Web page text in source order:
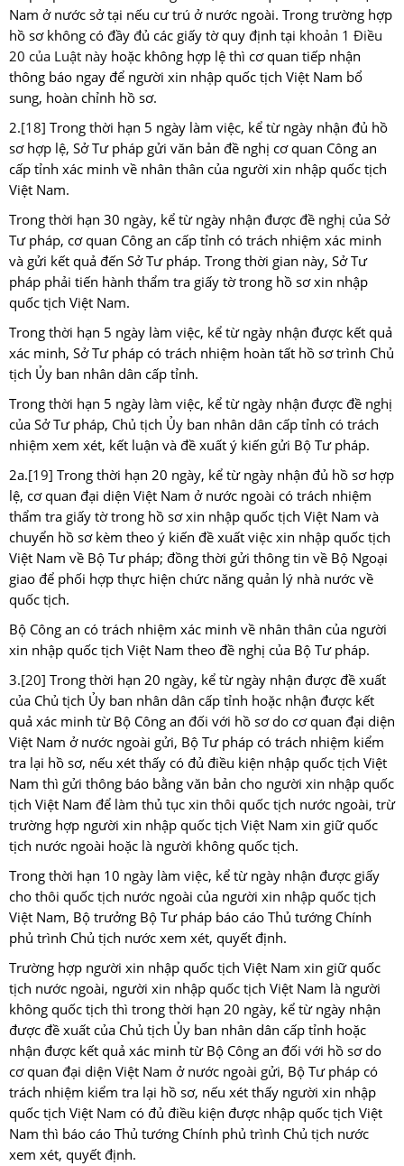
Nam ở nước sở tại nếu cư trú ở nước ngoài. Trong trường hợp
hồ sơ không có đầy đủ các giấy tờ quy định tại khoản 1 Điều
20 của Luật này hoặc không hợp lệ thì cơ quan tiếp nhận
thông báo ngay để người xin nhập quốc tịch Việt Nam bổ
sung, hoàn chỉnh hồ sơ.
2.[18] Trong thời hạn 5 ngày làm việc, kể từ ngày nhận đủ hồ
sơ hợp lệ, Sở Tư pháp gửi văn bản đề nghị cơ quan Công an
cấp tỉnh xác minh về nhân thân của người xin nhập quốc tịch
Việt Nam.
Trong thời hạn 30 ngày, kể từ ngày nhận được đề nghị của Sở
Tư pháp, cơ quan Công an cấp tỉnh có trách nhiệm xác minh
và gửi kết quả đến Sở Tư pháp. Trong thời gian này, Sở Tư
pháp phải tiến hành thẩm tra giấy tờ trong hồ sơ xin nhập
quốc tịch Việt Nam.
Trong thời hạn 5 ngày làm việc, kể từ ngày nhận được kết quả
xác minh, Sở Tư pháp có trách nhiệm hoàn tất hồ sơ trình Chủ
tịch Ủy ban nhân dân cấp tỉnh.
Trong thời hạn 5 ngày làm việc, kể từ ngày nhận được đề nghị
của Sở Tư pháp, Chủ tịch Ủy ban nhân dân cấp tỉnh có trách
nhiệm xem xét, kết luận và đề xuất ý kiến gửi Bộ Tư pháp.
2a.[19] Trong thời hạn 20 ngày, kể từ ngày nhận đủ hồ sơ hợp
lệ, cơ quan đại diện Việt Nam ở nước ngoài có trách nhiệm
thẩm tra giấy tờ trong hồ sơ xin nhập quốc tịch Việt Nam và
chuyển hồ sơ kèm theo ý kiến đề xuất việc xin nhập quốc tịch
Việt Nam về Bộ Tư pháp; đồng thời gửi thông tin về Bộ Ngoại
giao để phối hợp thực hiện chức năng quản lý nhà nước về
quốc tịch.
Bộ Công an có trách nhiệm xác minh về nhân thân của người
xin nhập quốc tịch Việt Nam theo đề nghị của Bộ Tư pháp.
3.[20] Trong thời hạn 20 ngày, kể từ ngày nhận được đề xuất
của Chủ tịch Ủy ban nhân dân cấp tỉnh hoặc nhận được kết
quả xác minh từ Bộ Công an đối với hồ sơ do cơ quan đại diện
Việt Nam ở nước ngoài gửi, Bộ Tư pháp có trách nhiệm kiểm
tra lại hồ sơ, nếu xét thấy có đủ điều kiện nhập quốc tịch Việt
Nam thì gửi thông báo bằng văn bản cho người xin nhập quốc
tịch Việt Nam để làm thủ tục xin thôi quốc tịch nước ngoài, trừ
trường hợp người xin nhập quốc tịch Việt Nam xin giữ quốc
tịch nước ngoài hoặc là người không quốc tịch.
Trong thời hạn 10 ngày làm việc, kể từ ngày nhận được giấy
cho thôi quốc tịch nước ngoài của người xin nhập quốc tịch
Việt Nam, Bộ trưởng Bộ Tư pháp báo cáo Thủ tướng Chính
phủ trình Chủ tịch nước xem xét, quyết định.
Trường hợp người xin nhập quốc tịch Việt Nam xin giữ quốc
tịch nước ngoài, người xin nhập quốc tịch Việt Nam là người
không quốc tịch thì trong thời hạn 20 ngày, kể từ ngày nhận
được đề xuất của Chủ tịch Ủy ban nhân dân cấp tỉnh hoặc
nhận được kết quả xác minh từ Bộ Công an đối với hồ sơ do
cơ quan đại diện Việt Nam ở nước ngoài gửi, Bộ Tư pháp có
trách nhiệm kiểm tra lại hồ sơ, nếu xét thấy người xin nhập
quốc tịch Việt Nam có đủ điều kiện được nhập quốc tịch Việt
Nam thì báo cáo Thủ tướng Chính phủ trình Chủ tịch nước
xem xét, quyết định.